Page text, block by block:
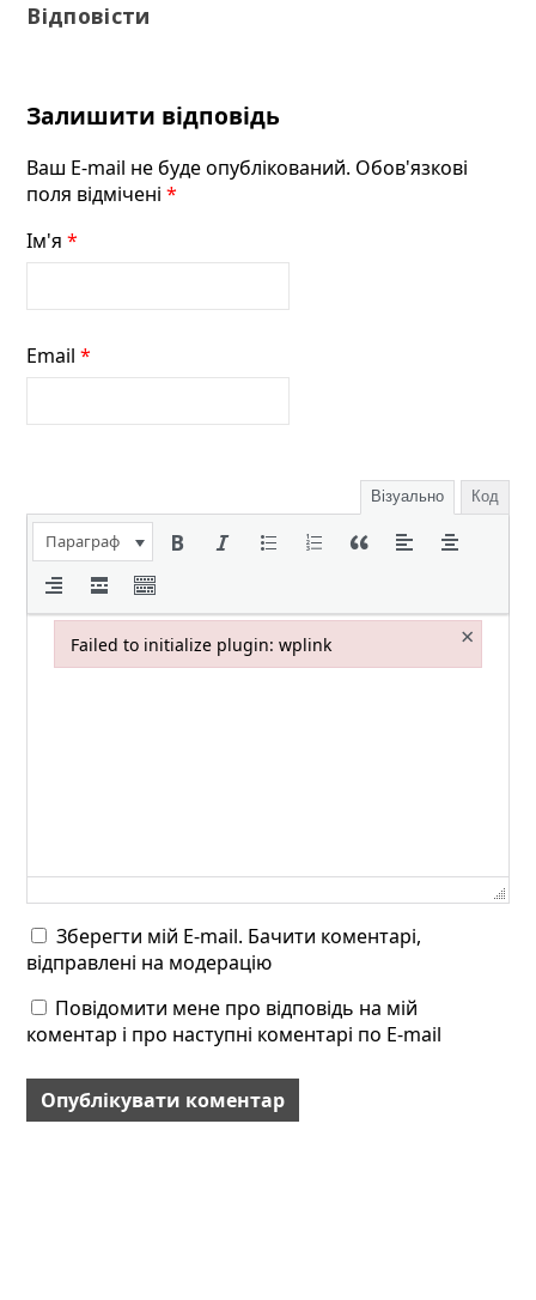
Відповісти
Залишити відповідь
Ваш E-mail не буде опублікований. Обов'язкові
поля відмічені*
Ім'я*
Email*
Візуально Код
Параграф
Зберегти мій E-mail. Бачити коментарі,
відправлені на модерацію
Повідомити мене про відповідь на мій
коментар і про наступні коментарі по E-mail
Failed to initialize plugin: wplink ×
Failed to initialize plugin: wplink